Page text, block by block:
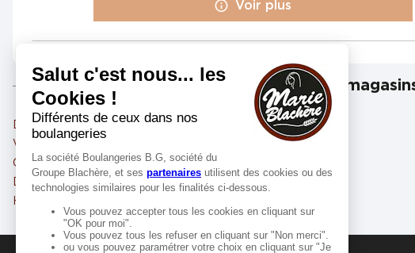
Voir plus
4
km
Marie Blachère PETITE FORÊT
Rue Jacquart et Rue du Sud
59494 PETITE FORÊT
Fermé actuellement
Voir plus
5 Marie Blachère PROVILLE
Les
Denain
Valenciennes
Cambrai
Douai
Hénin-Beaumont
Villeneuve-d'Ascq
Mons-en-Barœul